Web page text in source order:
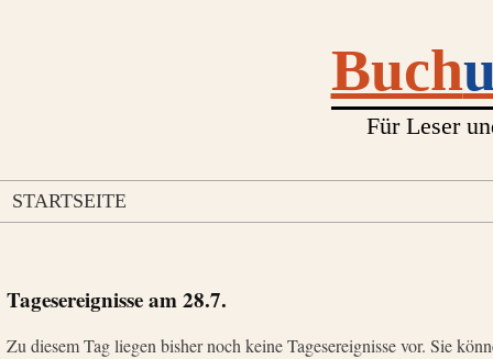
Buch
Für Leser
STARTSEITE
Tagesereignisse am28.7.
Zu diesem Tag liegen bisher noch keine Tagesereignisse vor. Sie